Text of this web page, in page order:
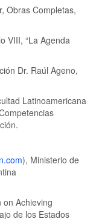
Obras Completas,
VIII, “La Agenda
Dr. Raúl Ageno,
Latinoamericana
), Ministerio de
on Achieving
de los Estados